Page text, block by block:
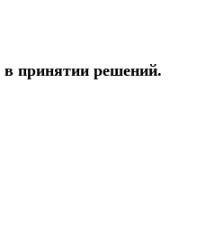
в принятии решений.